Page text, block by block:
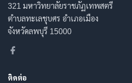
321 มหาวิทยาลัยราชภัฏเทพสตรี
ตำบลทะเลชุบศร อำเภอเมือง
จังหวัดลพบุรี 15000
ติดต่อ